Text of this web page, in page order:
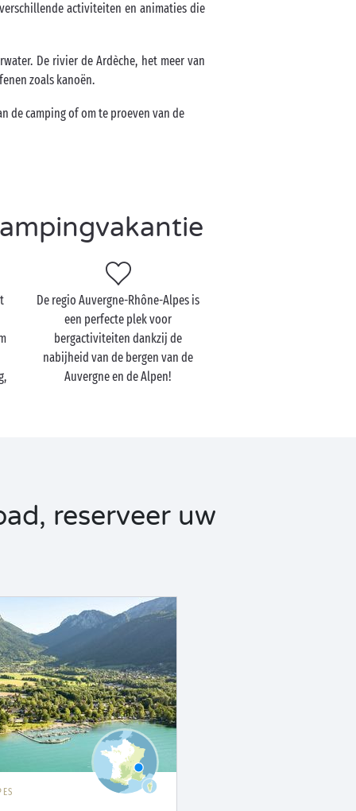
activiteiten en animaties die
De rivier de Ardèche, het meer van
zoals kanoën.
de camping of om te proeven van de
De regio Auvergne-Rhône-Alpes is
een perfecte plek voor
bergactiviteiten dankzij de
nabijheid van de bergen van de
Auvergne en de Alpen!
reserveer uw